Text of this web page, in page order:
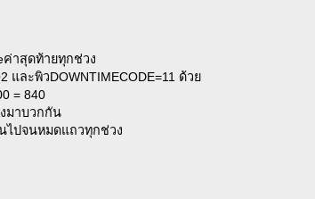
ค่าสุดท้ายทุกช่วง
และพิวDOWNTIMECODE=11 ด้วย
= 840
มาบวกกัน
ไปจนหมดแถวทุกช่วง